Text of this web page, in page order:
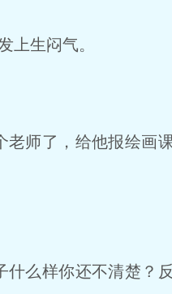
上生闷气。
师了，给他报绘画
么样你还不清楚？